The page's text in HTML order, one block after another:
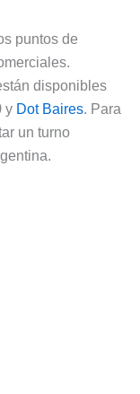
puntos de
disponibles
y Dot Baires. Para
un turno